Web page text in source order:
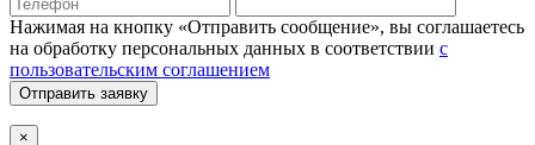
Нажимая на кнопку «Отправить сообщение», вы соглашаетесь
на обработку персональных данных в соответствии с
пользовательским соглашением
Отправить заявку
×